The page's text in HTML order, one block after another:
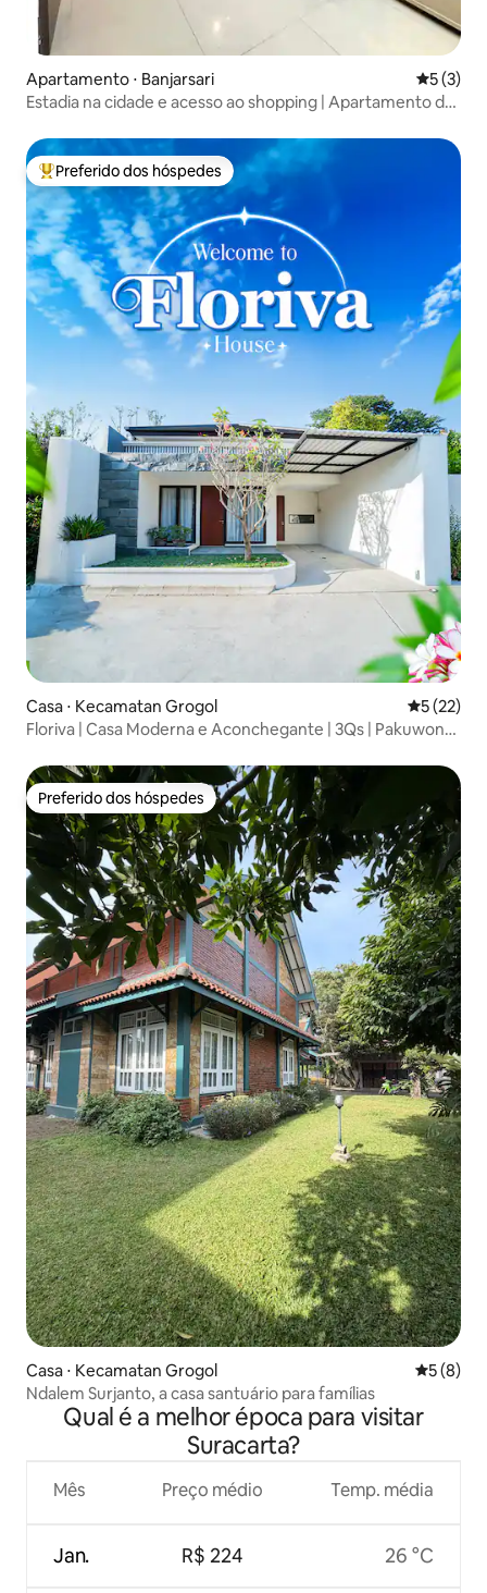
Apartamento ⋅ Banjarsari 5 de
5 (3)
Estadia na cidade e acesso ao shopping | Apartamento de
Entre os melhores preferidos dos hóspedes
Preferido dos hóspedes
Casa ⋅ Kecamatan Grogol 5 de uma
5 (22)
Floriva | Casa Moderna e Aconchegante | 3Qs | Pakuwon
Preferido dos hóspedes
Preferido dos hóspedes
Casa ⋅ Kecamatan Grogol 5 de
5 (8)
Ndalem Surjanto, a casa santuário para famílias
Qual é a melhor época para visitar
Suracarta?
Mês
Jan.
Preço médio
R$ 224
Temp. média
26 °C